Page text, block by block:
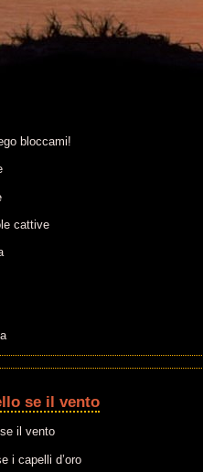
bloccami!
cattive
se il vento
il vento
i capelli d’oro